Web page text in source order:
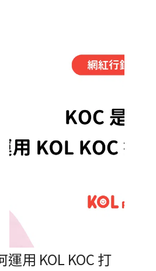
運用 KOL KOC 打